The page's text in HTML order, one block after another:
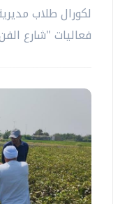
لكورال طلاب
فعاليات "شارع